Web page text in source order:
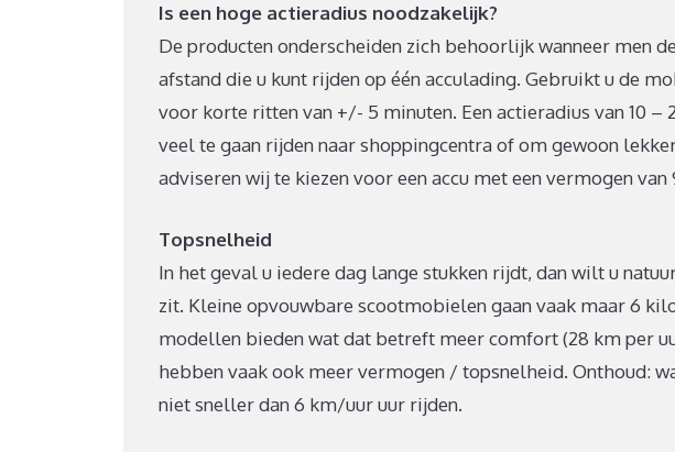
Is een hoge actieradius noodzakelijk?
De producten onderscheiden zich behoorlijk wanneer men
afstand die u kunt rijden op één acculading. Gebruikt u de
voor korte ritten van +/- 5 minuten. Een actieradius van 10 –
veel te gaan rijden naar shoppingcentra of om gewoon
adviseren wij te kiezen voor een accu met een vermogen van
Topsnelheid
In het geval u iedere dag lange stukken rijdt, dan wilt u
zit. Kleine opvouwbare scootmobielen gaan vaak maar 6
modellen bieden wat dat betreft meer comfort (28 km per
hebben vaak ook meer vermogen / topsnelheid. Onthoud:
niet sneller dan 6 km/uur uur rijden.